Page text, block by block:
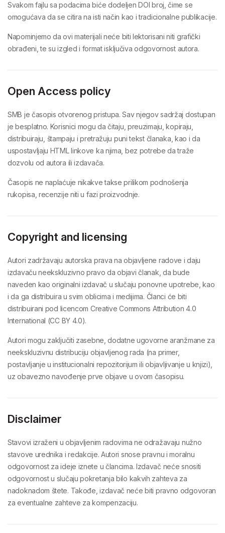
Svakom fajlu sa podacima biće dodeljenDOI broj , čime se
omogućava da se citira na isti način kao i tradicionalne publikacije.
Napominjemo da ovi materijali neće biti lektorisani niti grafički
obrađeni , te suizgled i format isključiva odgovornost autora.
Open Access policy
SMB je časopis otvorenog pristupa. Sav njegov sadržaj dostupan
je besplatno. Korisnici mogu da čitaju, preuzimaju, kopiraju,
distribuiraju, štampaju i pretražuju puni tekst članaka, kao i da
uspostavljaju HTML linkove ka njima, bez potrebe da traže
dozvolu od autora ili izdavača.
Časopis ne naplaćuje nikakve takse prilikom podnošenja
rukopisa, recenzije niti u fazi proizvodnje.
Copyright and licensing
Autori zadržavaju autorska prava na objavljene radove i daju
izdavaču neekskluzivno pravo da objavi članak, da bude
naveden kao originalni izdavač u slučaju ponovne upotrebe, kao
i da ga distribuira u svim oblicima i medijima. Članci će biti
distribuirani pod licencom Creative Commons Attribution 4.0
International (CC BY 4.0).
Autori mogu zaključiti zasebne, dodatne ugovorne aranžmane za
neekskluzivnu distribuciju objavljenog rada (na primer,
postavljanje u institucionalni repozitorijum ili objavljivanje u knjizi),
uz obavezno navođenje prve objave u ovom časopisu.
Disclaimer
Stavovi izraženi u objavljenim radovima ne odražavaju nužno
stavove urednika i redakcije. Autori snose pravnu i moralnu
odgovornost za ideje iznete u člancima. Izdavač neće snositi
odgovornost u slučaju pokretanja bilo kakvih zahteva za
nadoknadom štete. Takođe, izdavač neće biti pravno odgovoran
za eventualne zahteve za kompenzaciju.